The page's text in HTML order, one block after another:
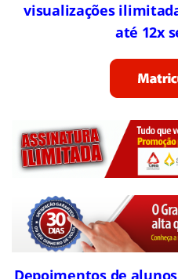
visualizações
até 12x
Depoimentos de